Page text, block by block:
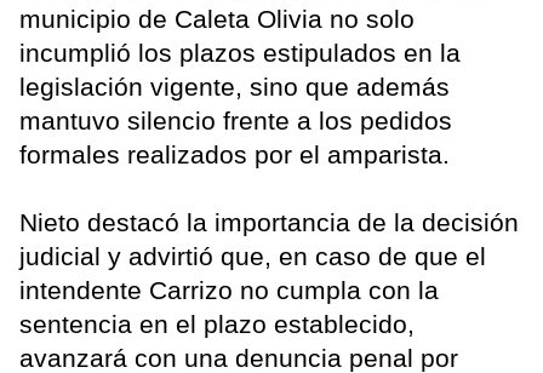
municipio de Caleta Olivia no solo
incumplió los plazos estipulados en la
legislación vigente, sino que además
mantuvo silencio frente a los pedidos
formales realizados por el amparista.
Nieto destacó la importancia de la decisión
judicial y advirtió que, en caso de que el
intendente Carrizo no cumpla con la
sentencia en el plazo establecido,
avanzará con una denuncia penal por